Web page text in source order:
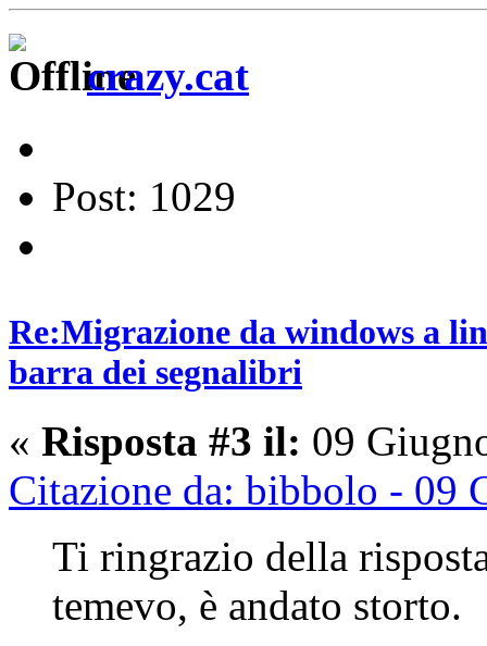
crazy.cat
Post: 1029
Re:Migrazione da windows a
barra dei segnalibri
« Risposta #3 il: 09
Citazione da: bibbolo - 09
Ti ringrazio della
temevo, è andato storto.